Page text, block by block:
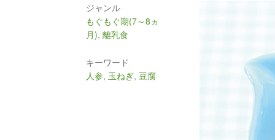
ジャンル
もぐもぐ期(7～8ヵ
月),離乳食
キーワード
人参, 玉ねぎ, 豆腐